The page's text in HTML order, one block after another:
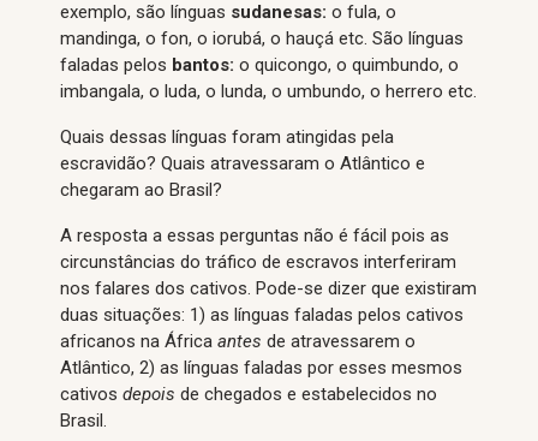
exemplo, são línguas sudanesas: o fula, o
mandinga, o fon, o iorubá, o hauçá etc. São línguas
faladas pelos bantos: o quicongo, o quimbundo, o
imbangala, o luda, o lunda, o umbundo, o herrero etc.
Quais dessas línguas foram atingidas pela
escravidão? Quais atravessaram o Atlântico e
chegaram ao Brasil?
A resposta a essas perguntas não é fácil pois as
circunstâncias do tráfico de escravos interferiram
nos falares dos cativos. Pode-se dizer que existiram
duas situações: 1) as línguas faladas pelos cativos
africanos na África antes de atravessarem o
Atlântico, 2) as línguas faladas por esses mesmos
cativos depois de chegados e estabelecidos no
Brasil.